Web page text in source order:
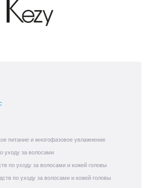
питание и многофазовое увлажнение
уходу за волосами
по уходу за волосами и кожей головы
по уходу за волосами и кожей головы